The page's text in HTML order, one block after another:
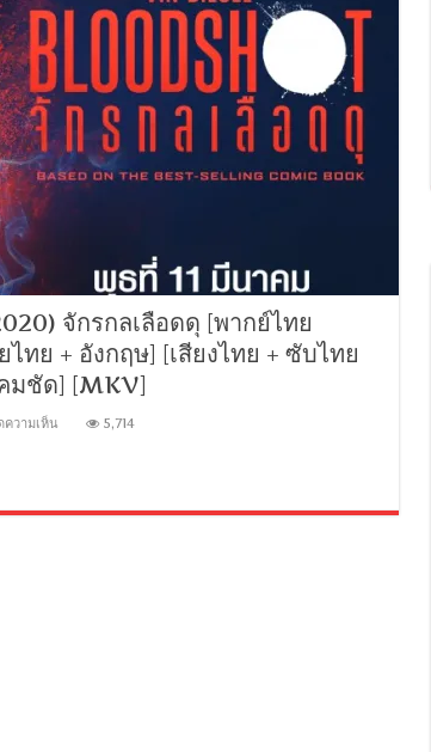
จักรกลเลือดดุ [พากย์ไทย
ไทย + อังกฤษ] [เสียงไทย + ซับไทย
มชัด] [MKV]
ความเห็นบน
(2020)
5,714